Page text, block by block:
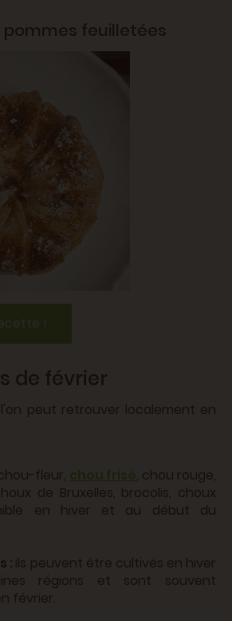
feuilletées
!
de février
peut retrouver localement en
fleur, chou frisé, chou rouge,
de Bruxelles, brocolis, choux
en hiver et au début du
: ils peuvent être cultivés en hiver
régions et sont souvent
février.